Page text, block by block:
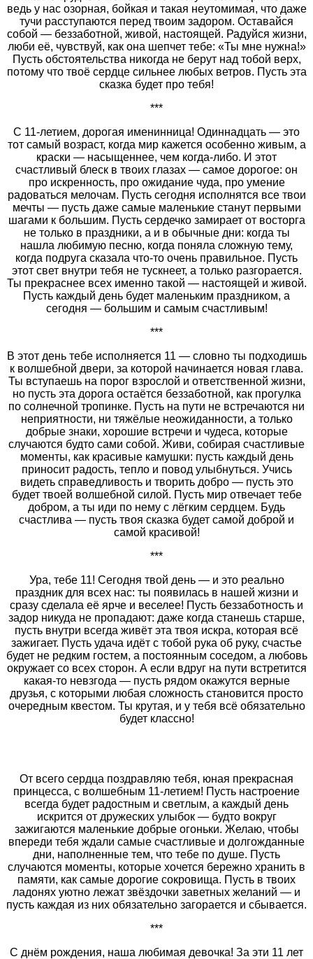
ведь у нас озорная, бойкая и такая неутомимая, что даже
тучи расступаются перед твоим задором. Оставайся
собой — беззаботной, живой, настоящей. Радуйся жизни,
люби её, чувствуй, как она шепчет тебе: «Ты мне нужна!»
Пусть обстоятельства никогда не берут над тобой верх,
потому что твоё сердце сильнее любых ветров. Пусть эта
сказка будет про тебя!
***
С 11‑летием, дорогая именинница! Одиннадцать — это
тот самый возраст, когда мир кажется особенно живым, а
краски — насыщеннее, чем когда‑либо. И этот
счастливый блеск в твоих глазах — самое дорогое: он
про искренность, про ожидание чуда, про умение
радоваться мелочам. Пусть сегодня исполнятся все твои
мечты — пусть даже самые маленькие станут первыми
шагами к большим. Пусть сердечко замирает от восторга
не только в праздники, а и в обычные дни: когда ты
нашла любимую песню, когда поняла сложную тему,
когда подруга сказала что-то очень правильное. Пусть
этот свет внутри тебя не тускнеет, а только разгорается.
Ты прекраснее всех именно такой — настоящей и живой.
Пусть каждый день будет маленьким праздником, а
сегодня — большим и самым счастливым!
***
В этот день тебе исполняется 11 — словно ты подходишь
к волшебной двери, за которой начинается новая глава.
Ты вступаешь на порог взрослой и ответственной жизни,
но пусть эта дорога остаётся беззаботной, как прогулка
по солнечной тропинке. Пусть на пути не встречаются ни
неприятности, ни тяжёлые неожиданности, а только
добрые знаки, хорошие встречи и чудеса, которые
случаются будто сами собой. Живи, собирая счастливые
моменты, как красивые камушки: пусть каждый день
приносит радость, тепло и повод улыбнуться. Учись
видеть справедливость и творить добро — пусть это
будет твоей волшебной силой. Пусть мир отвечает тебе
добром, а ты иди по нему с лёгким сердцем. Будь
счастлива — пусть твоя сказка будет самой доброй и
самой красивой!
***
Ура, тебе 11! Сегодня твой день — и это реально
праздник для всех нас: ты появилась в нашей жизни и
сразу сделала её ярче и веселее! Пусть беззаботность и
задор никуда не пропадают: даже когда станешь старше,
пусть внутри всегда живёт эта твоя искра, которая всё
зажигает. Пусть удача идёт с тобой рука об руку, счастье
будет не редким гостем, а постоянным соседом, а любовь
окружает со всех сторон. А если вдруг на пути встретится
какая-то невзгода — пусть рядом окажутся верные
друзья, с которыми любая сложность становится просто
очередным квестом. Ты крутая, и у тебя всё обязательно
будет классно!
От всего сердца поздравляю тебя, юная прекрасная
принцесса, с волшебным 11‑летием! Пусть настроение
всегда будет радостным и светлым, а каждый день
искрится от дружеских улыбок — будто вокруг
зажигаются маленькие добрые огоньки. Желаю, чтобы
впереди тебя ждали самые счастливые и долгожданные
дни, наполненные тем, что тебе по душе. Пусть
случаются моменты, которые хочется бережно хранить в
памяти, как самые дорогие сокровища. Пусть в твоих
ладонях уютно лежат звёздочки заветных желаний — и
пусть каждая из них обязательно загорается и сбывается.
***
С днём рождения, наша любимая девочка! За эти 11 лет